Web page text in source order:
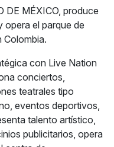
DE MÉXICO, produce
opera el parque de
Colombia.
con Live Nation
conciertos,
teatrales tipo
eventos deportivos,
talento artístico,
publicitarios, opera